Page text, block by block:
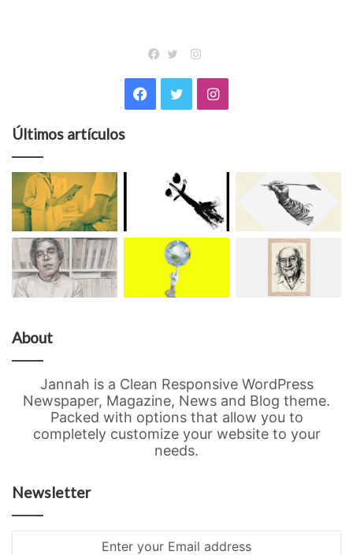
Instagram
Facebook
TwitterInstagram
Últimos artículos
About
Jannah is a Clean Responsive WordPress
Newspaper, Magazine, News and Blog theme.
Packed with options that allow you to
completely customize your website to your
needs.
Newsletter